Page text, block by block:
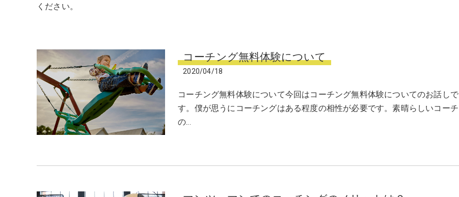
ください。
コーチング無料体験について
2020/04/18
コーチング無料体験について今回はコーチング無料体験についてのお話しで
す。僕が思うにコーチングはある程度の相性が必要です。素晴らしいコーチ
の…